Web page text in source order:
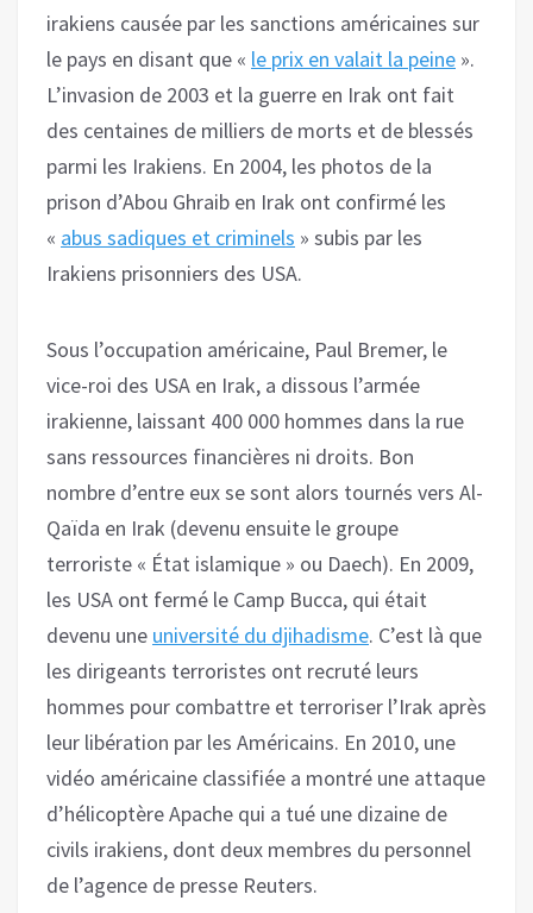
irakiens causée par les sanctions américaines sur
le pays en disant que « le prix en valait la peine ».
L’invasion de 2003 et la guerre en Irak ont fait
des centaines de milliers de morts et de blessés
parmi les Irakiens. En 2004, les photos de la
prison d’Abou Ghraib en Irak ont confirmé les
« abus sadiques et criminels » subis par les
Irakiens prisonniers des USA.
Sous l’occupation américaine, Paul Bremer, le
vice-roi des USA en Irak, a dissous l’armée
irakienne, laissant 400 000 hommes dans la rue
sans ressources financières ni droits. Bon
nombre d’entre eux se sont alors tournés vers Al-
Qaïda en Irak (devenu ensuite le groupe
terroriste « État islamique » ou Daech). En 2009,
les USA ont fermé le Camp Bucca, qui était
devenu une université du djihadisme. C’est là que
les dirigeants terroristes ont recruté leurs
hommes pour combattre et terroriser l’Irak après
leur libération par les Américains. En 2010, une
vidéo américaine classifiée a montré une attaque
d’hélicoptère Apache qui a tué une dizaine de
civils irakiens, dont deux membres du personnel
de l’agence de presse Reuters.